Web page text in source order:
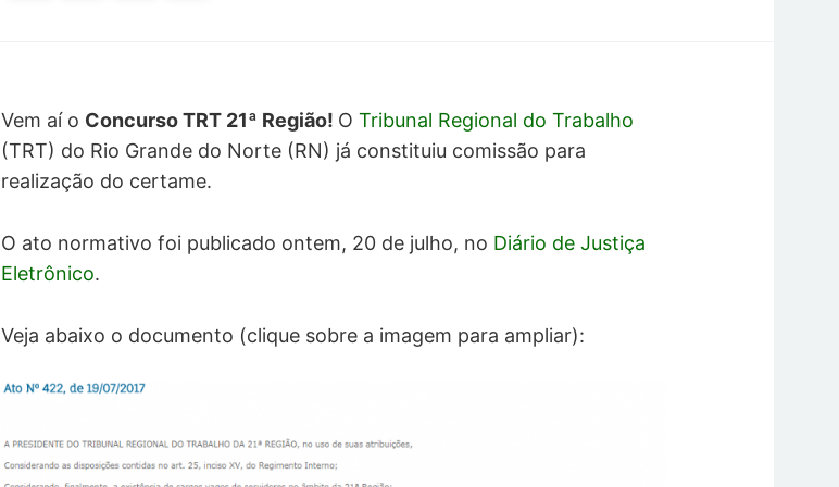
Vem aí o Concurso TRT 21ª Região! OTribunal Regional do Trabalho
(TRT) do Rio Grande do Norte (RN) já constituiu comissão para
realização do certame.
O ato normativo foi publicado ontem, 20 de julho, no Diário de Justiça
Eletrônico.
Veja abaixo o documento (clique sobre a imagem para ampliar):